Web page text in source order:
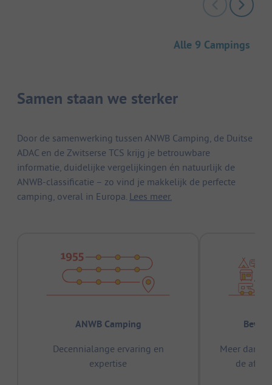
Alle 9 Campings
Samen staan we sterker
Door de samenwerking tussen ANWB Camping, de Duitse
ADAC en de Zwitserse TCS krijg je betrouwbare
informatie, duidelijke vergelijkingen én natuurlijk de
ANWB-classificatie – zo vind je makkelijk de perfecte
camping, overal in Europa. Lees meer.
ANWB Camping
Decennialange ervaring en
expertise
Meer dan
de